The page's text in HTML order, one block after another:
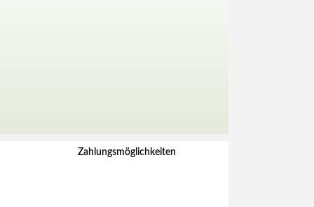
Zahlungsmöglichkeiten